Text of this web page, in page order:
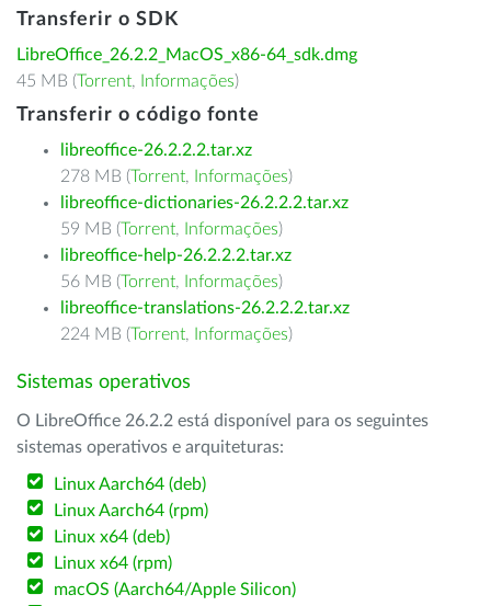
Transferir o SDK
LibreOffice_26.2.2_MacOS_x86-64_sdk.dmg
45 MB (Torrent, Informações)
Transferir o código fonte
libreoffice-26.2.2.2.tar.xz
278 MB (Torrent, Informações)
libreoffice-dictionaries-26.2.2.2.tar.xz
59 MB (Torrent, Informações)
libreoffice-help-26.2.2.2.tar.xz
56 MB (Torrent, Informações)
libreoffice-translations-26.2.2.2.tar.xz
224 MB (Torrent, Informações)
Sistemas operativos
O LibreOffice 26.2.2 está disponível para os seguintes
sistemas operativos e arquiteturas:
Linux Aarch64 (deb)
Linux Aarch64 (rpm)
Linux x64 (deb)
Linux x64 (rpm)
macOS (Aarch64/Apple Silicon)